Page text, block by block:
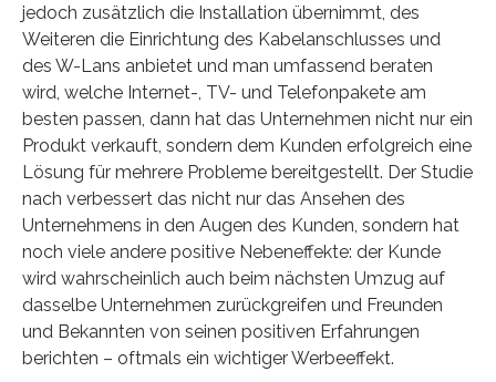
jedoch zusätzlich die Installation übernimmt, des
Weiteren die Einrichtung des Kabelanschlusses und
des W-Lans anbietet und man umfassend beraten
wird, welche Internet-, TV- und Telefonpakete am
besten passen, dann hat das Unternehmen nicht nur ein
Produkt verkauft, sondern dem Kunden erfolgreich eine
Lösung für mehrere Probleme bereitgestellt. Der Studie
nach verbessert das nicht nur das Ansehen des
Unternehmens in den Augen des Kunden, sondern hat
noch viele andere positive Nebeneffekte: der Kunde
wird wahrscheinlich auch beim nächsten Umzug auf
dasselbe Unternehmen zurückgreifen und Freunden
und Bekannten von seinen positiven Erfahrungen
berichten – oftmals ein wichtiger Werbeeffekt.